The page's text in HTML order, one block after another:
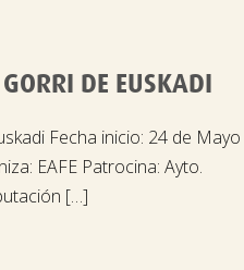
DE EUSKADI
Fecha inicio: 24 de Mayo
EAFE Patrocina: Ayto.
[…]